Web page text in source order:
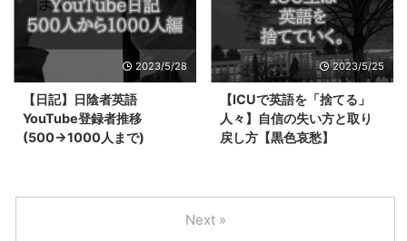
2023/5/28
【日記】日陰者英語
YouTube登録者推移
(500→1000人まで)
2023/5/25
【ICUで英語を「捨てる」
人々】自信の失い方と取り
戻し方【黒色哀愁】
Next »